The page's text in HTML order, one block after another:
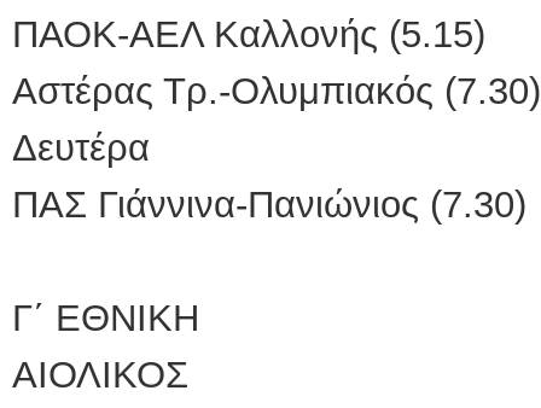
ΠΑΟΚ-ΑΕΛ Καλλονής (5.15)
Αστέρας Τρ.-Ολυμπιακός (7.30)
Δευτέρα
ΠΑΣ Γιάννινα-Πανιώνιος (7.30)
Γ΄ ΕΘΝΙΚΗ
ΑΙΟΛΙΚΟΣ